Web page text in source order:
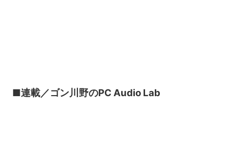
■連載／ゴン川野のPC Audio Lab